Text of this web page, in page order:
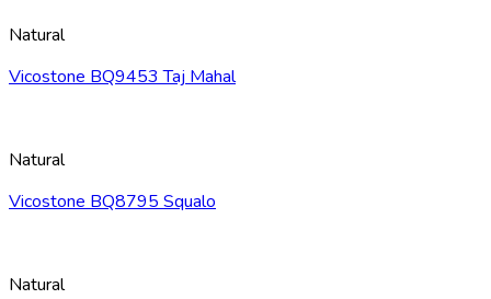
Natural
Vicostone BQ9453 Taj Mahal
Natural
Vicostone BQ8795 Squalo
Natural